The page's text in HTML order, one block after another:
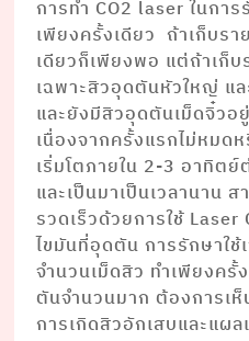
การทำ CO2 laser ในกา
เพียงครั้งเดียว ถ้าเก็บรา
เดียวก็เพียงพอ แต่ถ้าเก็บ
เฉพาะสิวอุดตันหัวใหญ่ แ
และยังมีสิวอุดตันเม็ดจิ๋ว
เนื่องจากครั้งแรกไม่หมด
เริ่มโตภายใน 2-3 อาทิต
และเป็นมาเป็นเวลานาน
รวดเร็วด้วยการใช้
ไขมันที่อุดตัน การรักษาใ
จำนวนเม็ดสิว ทำเพียงครั้
ตันจำนวนมาก ต้องการเ
การเกิดสิวอักเสบและแผล